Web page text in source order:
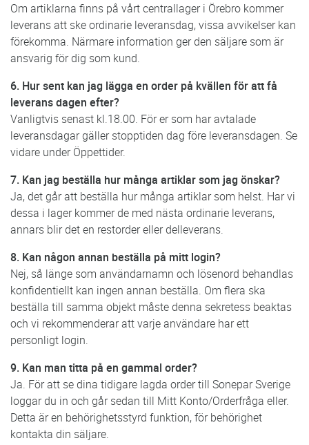
Om artiklarna finns på vårt centrallager i Örebro kommer
leverans att ske ordinarie leveransdag, vissa avvikelser kan
förekomma. Närmare information ger den säljare som är
ansvarig för dig som kund.
6. Hur sent kan jag lägga en order på kvällen för att få
leverans dagen efter?
Vanligtvis senast kl.18.00. För er som har avtalade
leveransdagar gäller stopptiden dag före leveransdagen. Se
vidare under Öppettider.
7. Kan jag beställa hur många artiklar som jag önskar?
Ja, det går att beställa hur många artiklar som helst. Har vi
dessa i lager kommer de med nästa ordinarie leverans,
annars blir det en restorder eller delleverans.
8. Kan någon annan beställa på mitt login?
Nej, så länge som användarnamn och lösenord behandlas
konfidentiellt kan ingen annan beställa. Om flera ska
beställa till samma objekt måste denna sekretess beaktas
och vi rekommenderar att varje användare har ett
personligt login.
9. Kan man titta på en gammal order?
Ja. För att se dina tidigare lagda order till Sonepar Sverige
loggar du in och går sedan till Mitt Konto/Orderfråga eller.
Detta är en behörighetsstyrd funktion, för behörighet
kontakta din säljare.